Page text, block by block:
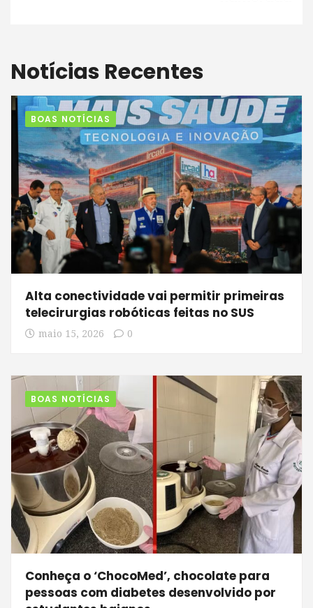
Notícias Recentes
BOAS NOTÍCIAS
Alta conectividade vai permitir primeiras
telecirurgias robóticas feitas no SUS
maio 15, 2026 0
BOAS NOTÍCIAS
Conheça o ‘ChocoMed’, chocolate para
pessoas com diabetes desenvolvido por